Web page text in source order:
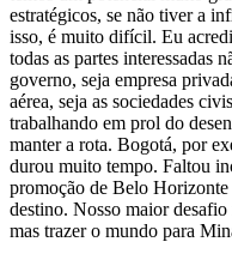
estratégicos, se não tiver a
isso, é muito difícil. Eu
todas as partes interessadas
governo, seja empresa
aérea, seja as sociedades
trabalhando em prol do
manter a rota. Bogotá, por
durou muito tempo. Faltou
promoção de Belo
destino. Nosso maior
mas trazer o mundo para